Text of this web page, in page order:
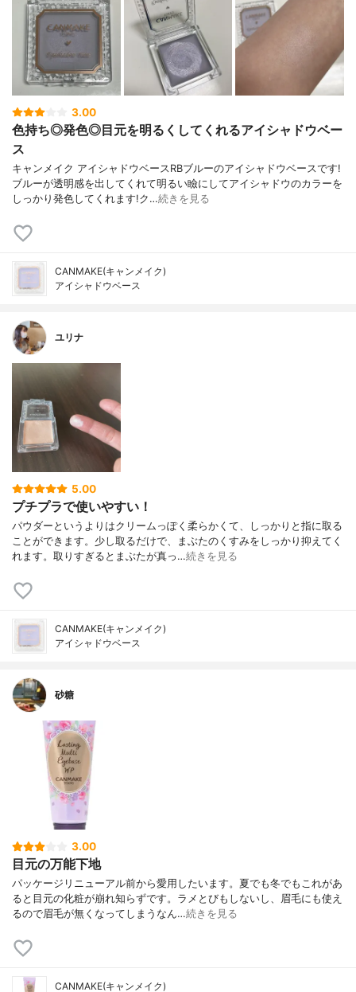
3.00
色持ち◎発色◎目元を明るくしてくれるアイシャドウベー
ス
キャンメイク アイシャドウベースRBブルーのアイシャドウベースです!
ブルーが透明感を出してくれて明るい瞼にしてアイシャドウのカラーを
しっかり発色してくれます!ク…続きを見る
CANMAKE(キャンメイク)
アイシャドウベース
ユリナ
5.00
プチプラで使いやすい！
パウダーというよりはクリームっぽく柔らかくて、しっかりと指に取る
ことができます。少し取るだけで、まぶたのくすみをしっかり抑えてく
れます。取りすぎるとまぶたが真っ…続きを見る
CANMAKE(キャンメイク)
アイシャドウベース
砂糖
3.00
目元の万能下地
パッケージリニューアル前から愛用したいます。夏でも冬でもこれがあ
ると目元の化粧が崩れ知らずです。ラメとびもしないし、眉毛にも使え
るので眉毛が無くなってしまうなん…続きを見る
CANMAKE(キャンメイク)